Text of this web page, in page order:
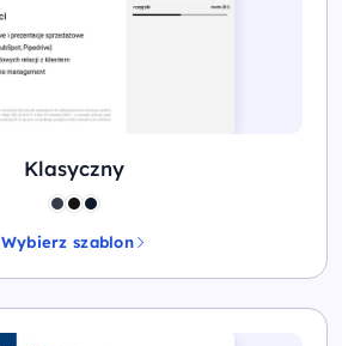
Klasyczny
Wybierz szablon